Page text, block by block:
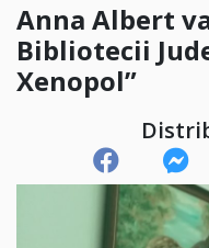
Anna Albert
Bibliotecii
Xenopol”